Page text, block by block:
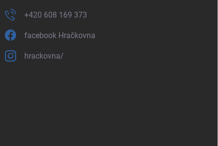
+420 608 169 373
facebook Hračkovna
hrackovna/